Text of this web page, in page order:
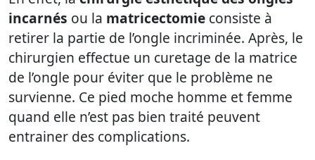
incarnés ou la matricectomie consiste à
retirer la partie de l’ongle incriminée. Après, le
chirurgien effectue un curetage de la matrice
de l’ongle pour éviter que le problème ne
survienne. Ce pied moche homme et femme
quand elle n’est pas bien traité peuvent
entrainer des complications.